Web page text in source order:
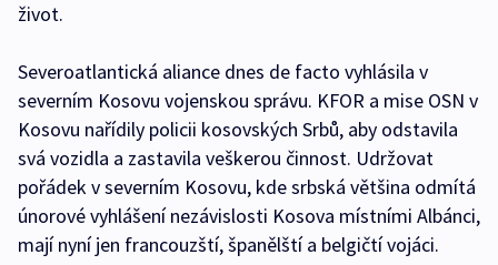
život.
Severoatlantická aliance dnes de facto vyhlásila v
severním Kosovu vojenskou správu. KFOR a mise OSN v
Kosovu nařídily policii kosovských Srbů, aby odstavila
svá vozidla a zastavila veškerou činnost. Udržovat
pořádek v severním Kosovu, kde srbská většina odmítá
únorové vyhlášení nezávislosti Kosova místními Albánci,
mají nyní jen francouzští, španělští a belgičtí vojáci.